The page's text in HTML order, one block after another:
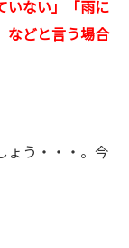
いない」「雨に
などと言う場合
ょう・・・。今